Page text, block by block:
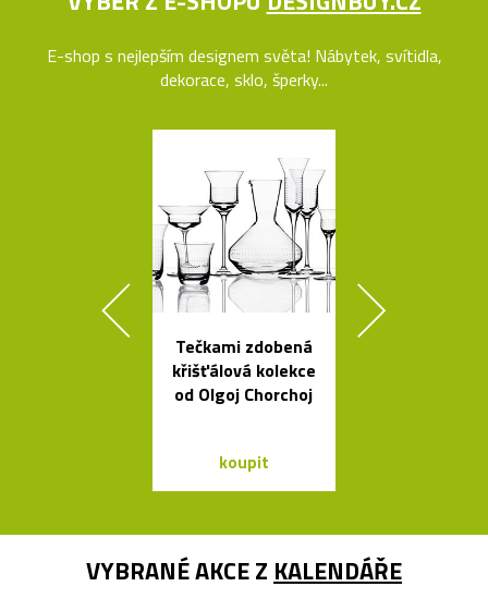
E-shop s nejlepším designem světa! Nábytek, svítidla,
dekorace, sklo, šperky...
Tečkami zdobená
křišťálová kolekce
od Olgoj Chorchoj
koupit
VYBRANÉ AKCE Z KALENDÁŘE